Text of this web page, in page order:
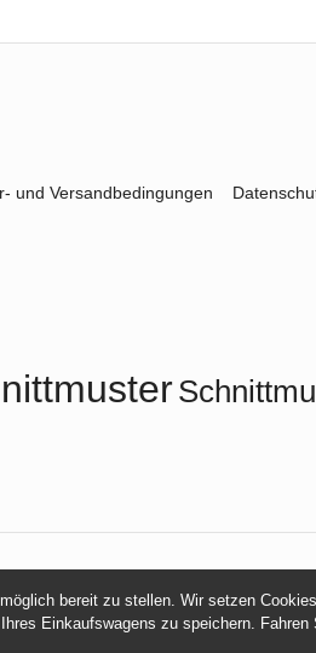
bereit zu stellen. Wir setzen
Einkaufswagens zu speichern.
und Versandbedingungen
© 2026 -